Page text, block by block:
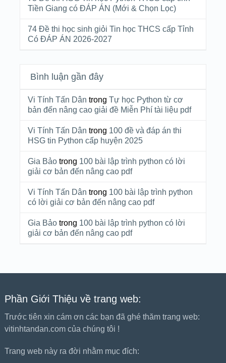
Tiền Giang có ĐÁP ÁN (Mới & Chọn Lọc)
74 Đề thi học sinh giỏi Tin học THCS cấp Tỉnh
Có ĐÁP ÁN 2026-2027
Bình luận gần đây
Vi Tính Tấn Dân trong Tự học Python từ cơ
bản đến nâng cao giải đề Miễn Phí tài liệu pdf
Vi Tính Tấn Dân trong 100 đề và đáp án thi
HSG tin Python cấp huyện 2025
Gia Bảotrong 100 bài lập trình python có lời
giải cơ bản đến nâng cao pdf
Vi Tính Tấn Dân trong 100 bài lập trình python
có lời giải cơ bản đến nâng cao pdf
Gia Bảotrong 100 bài lập trình python có lời
giải cơ bản đến nâng cao pdf
Phần Giới Thiệu về trang web:
Trước tiên xin cám ơn các bạn đã ghé thăm trang web:
vitinhtandan.com của chúng tôi !
Trang web này ra đời nhằm mục đích: